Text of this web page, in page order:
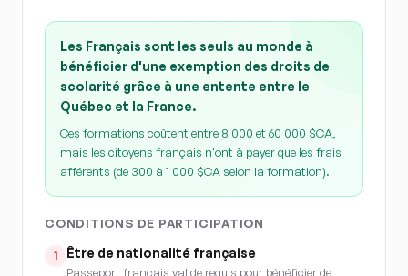
Les Français sont les seuls au monde à
bénéficier d'une exemption des droits de
scolarité grâce à une entente entre le
Québec et la France.
Ces formations coûtent entre 8 000 et 60 000 $CA,
mais les citoyens français n'ont à payer que les frais
afférents (de 300 à 1 000 $CA selon la formation).
CONDITIONS DE PARTICIPATION
1 Être de nationalité française
Passeport français valide requis pour bénéficier de